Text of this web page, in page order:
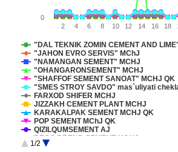
"DAL TEKNIK ZOMIN CEMENT AND
"JAHON EVRO SERVIS" MChJ
"NAMANGAN SEMENT" MCHJ
"OHANGARONSEMENT" MCHJ
"SHAFFOF SEMENT SANOAT" MCHJ QK
"SMES STROY SAVDO" mas`uliyati
FARXOD SHIFER MCHJ
JIZZAKH CEMENT PLANT MCHJ
KARAKALPAK SEMENT MCHJ QK
POP SEMENT MChJ QK
QIZILQUMSEMENT АJ
RECO BREND SEMENT MCHJ
SHANGFENG-BRIDGE OF
1/2
2 4 6 8 10 12 14 16 18
0